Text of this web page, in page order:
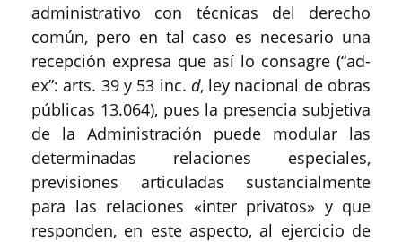
administrativo con técnicas del derecho
común, pero en tal caso es necesario una
recepción expresa que así lo consagre (“ad-
ex”: arts. 39 y 53 inc. d, ley nacional de obras
públicas 13.064), pues la presencia subjetiva
de la Administración puede modular las
determinadas relaciones especiales,
previsiones articuladas sustancialmente
para las relaciones «inter privatos» y que
responden, en este aspecto, al ejercicio de